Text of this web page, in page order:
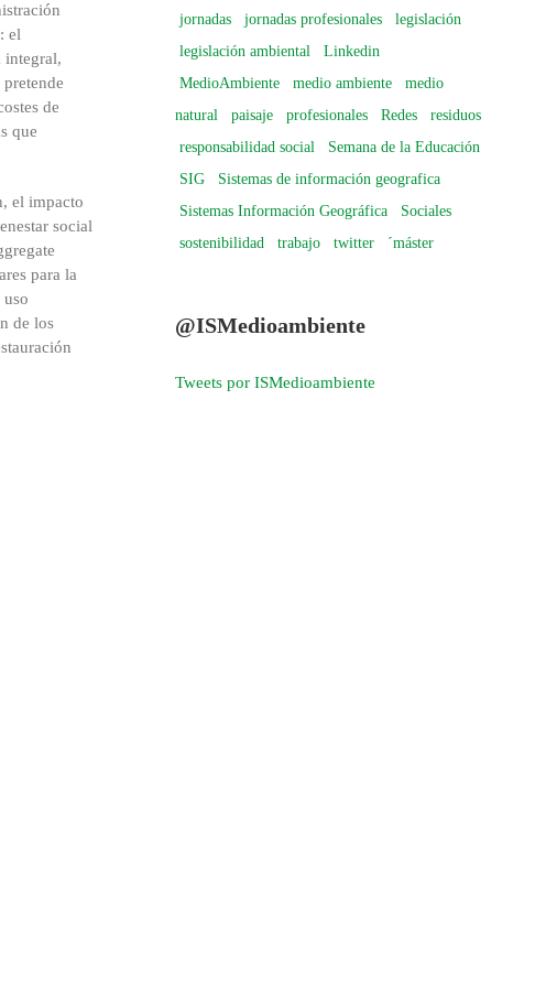
el
integral,
de
que
el impacto
social
para la
de los
jornadas
jornadas profesionales
legislación
legislación ambiental
Linkedin
MedioAmbiente
medio ambiente
medio
natural
paisaje profesionales Redes
residuos
responsabilidad social
Semana de la Educación
SIG
Sistemas de información geografica
Sistemas Información Geográfica
Sociales
sostenibilidad
trabajo twitter ´máster
@ISMedioambiente
Tweets por ISMedioambiente